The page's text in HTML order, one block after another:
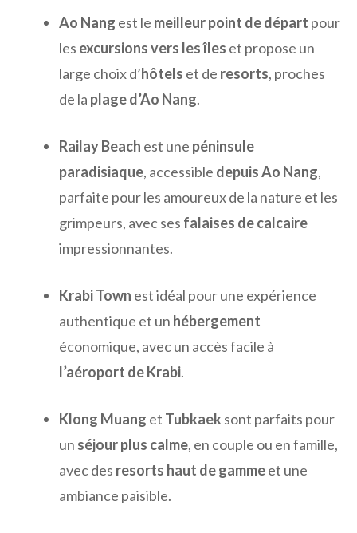
Ao Nang est le meilleur point de départ pour
les excursions vers les îles et propose un
large choix d’hôtels et de resorts, proches
de la plage d’Ao Nang.
Railay Beach est une péninsule
paradisiaque, accessible depuis Ao Nang,
parfaite pour les amoureux de la nature et les
grimpeurs, avec ses falaises de calcaire
impressionnantes.
Krabi Town est idéal pour une expérience
authentique et un hébergement
économique, avec un accès facile à
l’aéroport de Krabi.
Klong Muang et Tubkaek sont parfaits pour
un séjour plus calme, en couple ou en famille,
avec des resorts haut de gammeet une
ambiance paisible.